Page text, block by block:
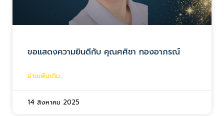
ขอแสดงความยินดีกับ คุณศศิชา ทองอาภรณ์
อ่านเพิ่มเติม...
14 สิงหาคม 2025